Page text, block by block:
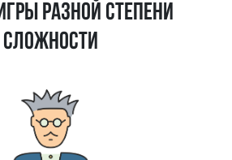
РАЗНОЙ СТЕПЕНИ
СЛОЖНОСТИ